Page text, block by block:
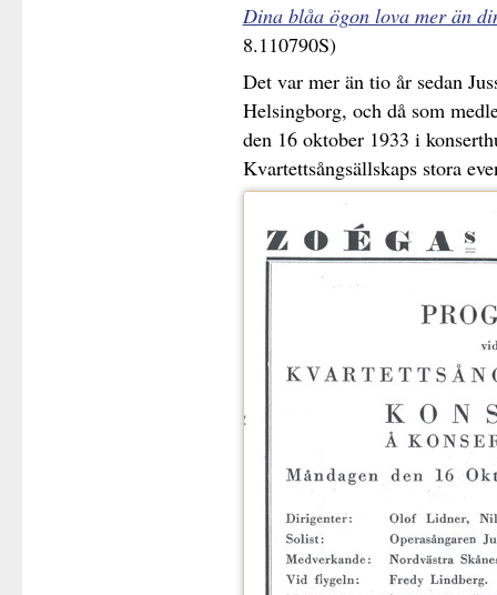
Dina blåa ögon lova mer än
8.110790S)
Det var mer än tio år sedan
Helsingborg, och då som
den 16 oktober 1933 i
Kvartettsångsällskaps stora